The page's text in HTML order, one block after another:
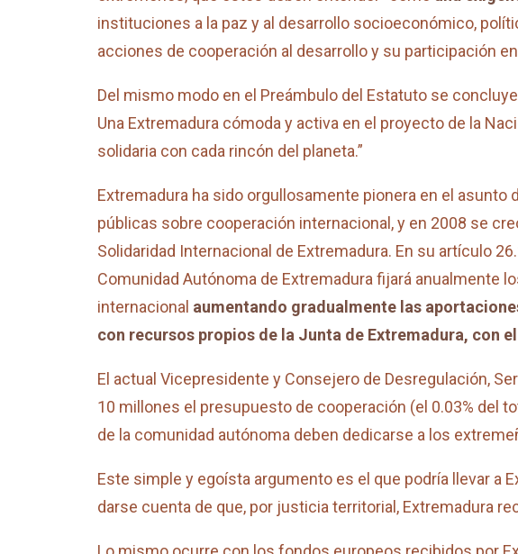
instituciones a la paz y al desarrollo socioeconómico,
acciones de cooperación al desarrollo y su participación
Del mismo modo en el Preámbulo del Estatuto se
Una Extremadura cómoda y activa en el proyecto de la
solidaria con cada rincón del planeta.”
Extremadura ha sido orgullosamente pionera en el
públicas sobre cooperación internacional, y en 2008 se
Solidaridad Internacional de Extremadura. En su artículo
Comunidad Autónoma de Extremadura fijará anualmente
internacional aumentando gradualmente las
con recursos propios de la Junta de Extremadura, con
El actual Vicepresidente y Consejero de Desregulación,
10 millones el presupuesto de cooperación (el 0.03% del
de la comunidad autónoma deben dedicarse a los
Este simple y egoísta argumento es el que podría llevar a
darse cuenta de que, por justicia territorial, Extremadura